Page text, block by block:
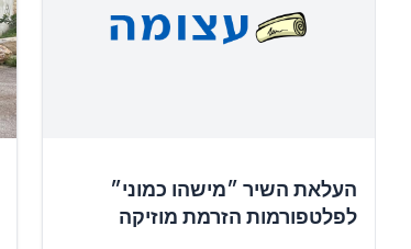
העלאת השיר ״מישהו כמוני״
לפלטפורמות הזרמת מוזיקה